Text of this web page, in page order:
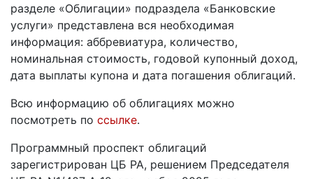
разделе «Облигации» подраздела «Банковские
услуги» представлена вся необходимая
информация: аббревиатура, количество,
номинальная стоимость, годовой купонный доход,
дата выплаты купона и дата погашения облигаций.
Всю информацию об облигациях можно
посмотреть по ссылке.
Программный проспект облигаций
зарегистрирован ЦБ РА, решением Председателя